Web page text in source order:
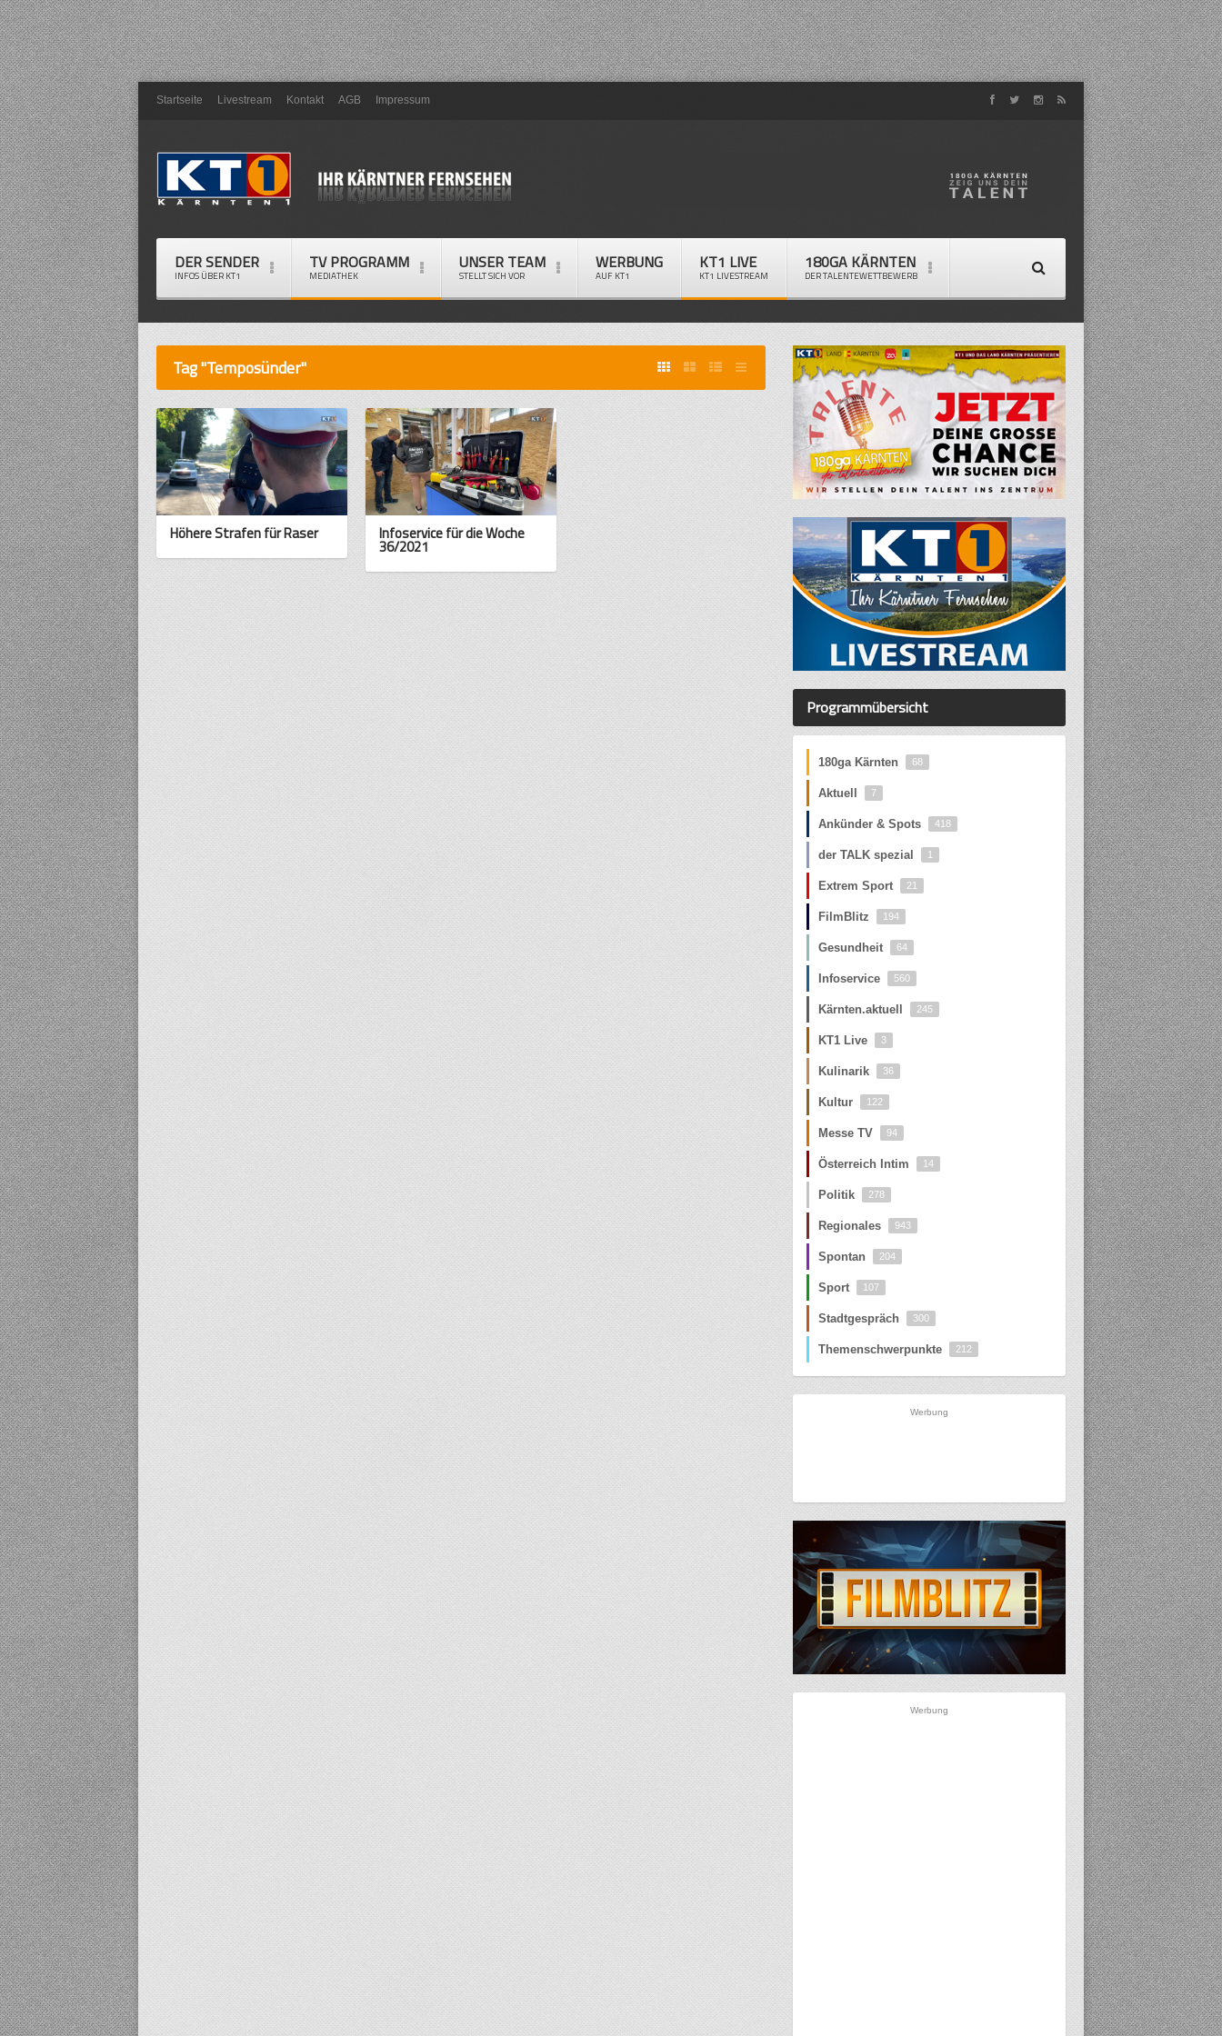
Startseite Livestream Kontakt AGB Impressum
DER SENDER
INFOS ÜBER KT1
TV PROGRAMM
MEDIATHEK
UNSER TEAM
STELLT SICH VOR
WERBUNG
AUF KT1
KT1 LIVE
KT1 LIVESTREAM
180GA KÄRNTEN
DER TALENTEWETTBEWERB
Tag "Temposünder"
Höhere Strafen für Raser Infoservice für die Woche
36/2021
Programmübersicht
180ga Kärnten 68
Aktuell 7
Ankünder & Spots 418
der TALK spezial 1
Extrem Sport 21
FilmBlitz 194
Gesundheit 64
Infoservice 560
Kärnten.aktuell 245
KT1 Live 3
Kulinarik 36
Kultur 122
Messe TV 94
Österreich Intim 14
Politik 278
Regionales 943
Spontan 204
Sport 107
Stadtgespräch 300
Themenschwerpunkte 212
Werbung
Werbung